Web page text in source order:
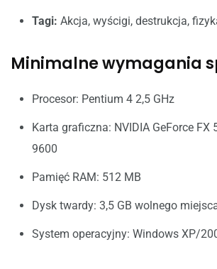
Tagi: Akcja, wyścigi, destrukcja,
Minimalne wymagania
Procesor: Pentium 4 2,5 GHz
Karta graficzna: NVIDIA GeForce FX
9600
Pamięć RAM: 512 MB
Dysk twardy: 3,5 GB wolnego
System operacyjny: Windows XP/